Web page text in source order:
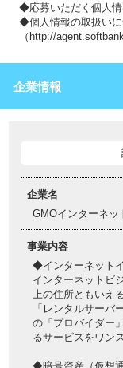
◆応募いただく個人情
◆個人情報の取扱いに
（http://
企業情報
企業名
GMOインターネッ
事業内容
◆インターネット
インターネットビ
上の住所ともいえ
「レンタルサーバ
の「プロバイダー
るサービスをワン